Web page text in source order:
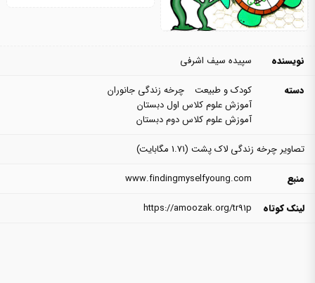
نویسنده
سپیده سیف اشرفی
دسته
کودک و طبیعت
چرخه زندگی جانوران
آموزش علوم کلاس اول دبستان
آموزش علوم کلاس دوم دبستان
تصاویر چرخه زندگی لاک پشت (1.71 مگابایت)
منبع
www.findingmyselfyoung.com
لینک کوتاه
https://amoozak.org/tr91p